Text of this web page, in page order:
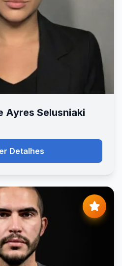
Ayres Selusniaki
Detalhes